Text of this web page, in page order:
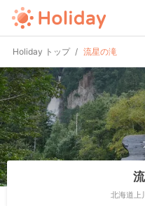
Holiday トップ 流星の滝
北海道上